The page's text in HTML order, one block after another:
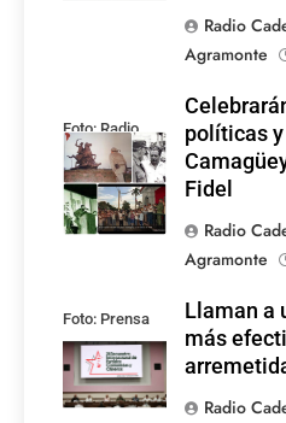
Radio
Agramonte
Foto: Radio
Rebelde
políticas
Fidel
Radio
Agramonte
Foto: Prensa
Latina
Llaman a
más
Radio